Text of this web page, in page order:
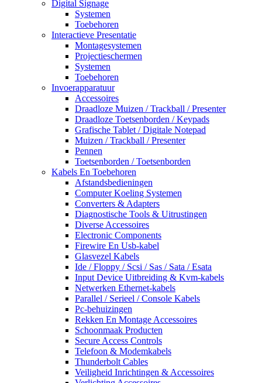
Digital Signage
Systemen
Toebehoren
Interactieve Presentatie
Montagesystemen
Projectieschermen
Systemen
Toebehoren
Invoerapparatuur
Accessoires
Draadloze Muizen / Trackball / Presenter
Draadloze Toetsenborden / Keypads
Grafische Tablet / Digitale Notepad
Muizen / Trackball / Presenter
Pennen
Toetsenborden / Toetsenborden
Kabels En Toebehoren
Afstandsbedieningen
Computer Koeling Systemen
Converters & Adapters
Diagnostische Tools & Uitrustingen
Diverse Accessoires
Electronic Components
Firewire En Usb-kabel
Glasvezel Kabels
Ide / Floppy / Scsi / Sas / Sata / Esata
Input Device Uitbreiding & Kvm-kabels
Netwerken Ethernet-kabels
Parallel / Serieel / Console Kabels
Pc-behuizingen
Rekken En Montage Accessoires
Schoonmaak Producten
Secure Access Controls
Telefoon & Modemkabels
Thunderbolt Cables
Veiligheid Inrichtingen & Accessoires